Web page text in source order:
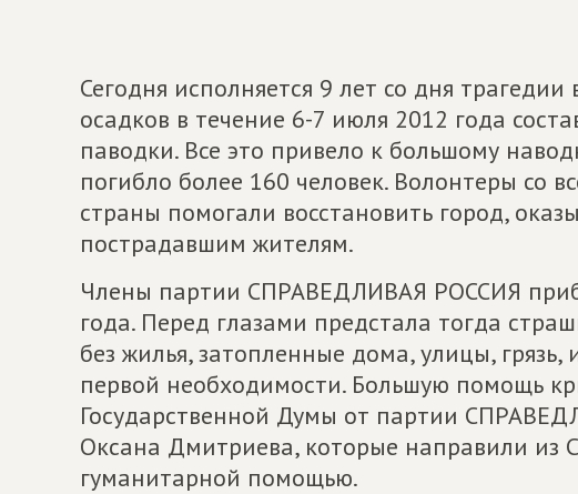
Сегодня исполняется 9 лет со дня
осадков в течение 6-7 июля 2012 года
паводки. Все это привело к большому
погибло более 160 человек. Волонтеры со
страны помогали восстановить город,
пострадавшим жителям.
Члены партии СПРАВЕДЛИВАЯ РОССИЯ
года. Перед глазами предстала тогда
без жилья, затопленные дома, улицы,
первой необходимости. Большую помощь
Государственной Думы от партии
Оксана Дмитриева, которые направили из
гуманитарной помощью.